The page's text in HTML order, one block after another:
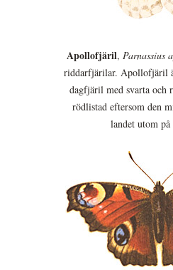
Apollofjäril, Parnassius
riddarfjärilar. Apollofjäril
dagfjäril med svarta och
rödlistad eftersom den
landet utom